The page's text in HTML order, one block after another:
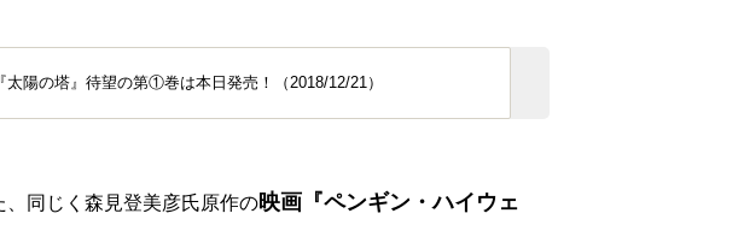
陽の塔』待望の第①巻は本日発売！（2018/12/21）
同じく森見登美彦氏原作の映画『ペンギン・ハイウェ